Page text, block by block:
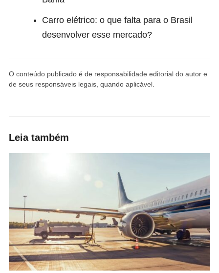
Carro elétrico: o que falta para o Brasil
desenvolver esse mercado?
O conteúdo publicado é de responsabilidade editorial do autor e
de seus responsáveis legais, quando aplicável.
Leia também